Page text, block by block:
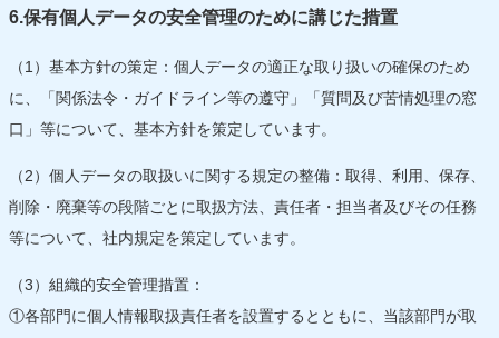
6.保有個人データの安全管理のために講じた措置
（1）基本方針の策定：個人データの適正な取り扱いの確保のため
に、「関係法令・ガイドライン等の遵守」「質問及び苦情処理の窓
口」等について、基本方針を策定しています。
（2）個人データの取扱いに関する規定の整備：取得、利用、保存、
削除・廃棄等の段階ごとに取扱方法、責任者・担当者及びその任務
等について、社内規定を策定しています。
（3）組織的安全管理措置：
①各部門に個人情報取扱責任者を設置するとともに、当該部門が取